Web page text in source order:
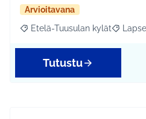
Arvioitavana
Rajaa tulokset aihepiirin
Etelä-Tuusulan kylät Rajaa
Tutustu